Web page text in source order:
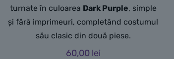
turnate în culoarea Dark Purple, simple
și fără imprimeuri, completând costumul
său clasic din două piese.
60,00 lei